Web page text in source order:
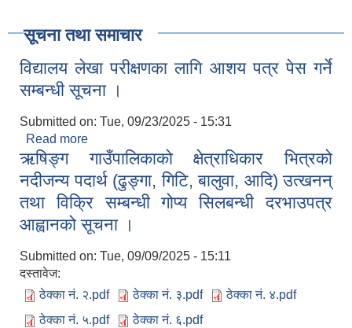
सूचना तथा समाचार
विद्यालय लेखा परीक्षणका लागि आशय पत्र पेस गर्ने
सम्बन्धी सूचना ।
Submitted on: Tue, 09/23/2025 - 15:31
Read more
सम्बन्धी सूचना ।
ऋषिङ्ग गाउँपालिकाको क्षेत्राधिकार भित्रको
नदीजन्य पदार्थ (ढुङ्गा, गिटि, बालुवा, आदि) उत्खनन्
तथा विक्रि सम्बन्धी गोप्य सिलबन्धी दरभाउपत्र
आह्वानको सूचना ।
Submitted on: Tue, 09/09/2025 - 15:11
दस्तावेज:
ठेक्का नं. २.pdf
ठेक्का नं. ३.pdf
ठेक्का नं. ४.pdf
ठेक्का नं. ५.pdf
ठेक्का नं. ६.pdf